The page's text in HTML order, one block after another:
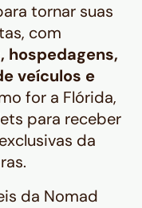
tornar suas
com
hospedagens,
veículos e
for a Flórida,
para receber
da
da Nomad